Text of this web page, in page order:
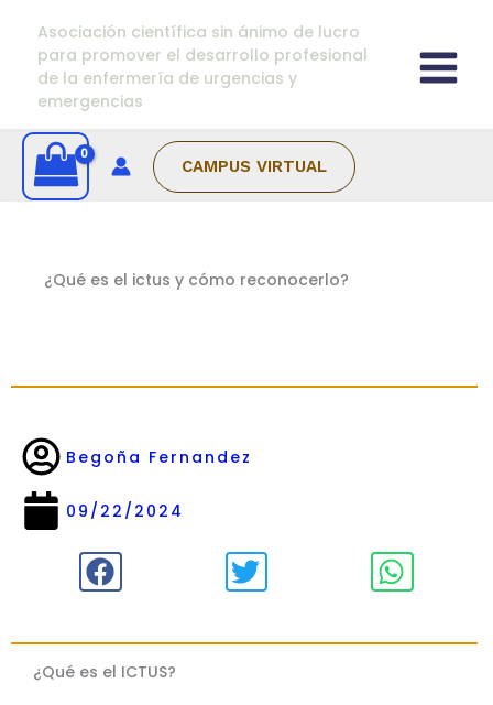
contenido
Asociación científica sin ánimo de lucro
para promover el desarrollo profesional
de la enfermería de urgencias y
emergencias
CAMPUS VIRTUAL
¿Qué es el ictus y cómo reconocerlo?
Begoña Fernandez
09/22/2024
¿Qué es el ICTUS?